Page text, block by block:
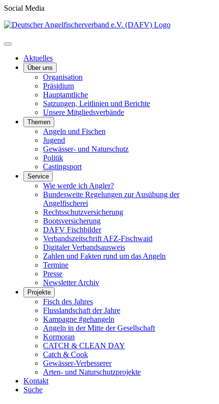
Social Media
Aktuelles
Über uns
Organisation
Präsidium
Hauptamtliche
Satzungen, Leitlinien und Berichte
Unsere Mitgliedsverbände
Themen
Angeln und Fischen
Jugend
Gewässer- und Naturschutz
Politik
Castingsport
Service
Wie werde ich Angler?
Bundesweite Regelungen zur Ausübung der
Angelfischerei
Rechtsschutzversicherung
Bootsversicherung
DAFV Fischbilder
Verbandszeitschrift AFZ-Fischwaid
Digitaler Verbandsausweis
Zahlen und Fakten rund um das Angeln
Termine
Presse
Newsletter Archiv
Projekte
Fisch des Jahres
Flusslandschaft der Jahre
Kampagne #gehangeln
Angeln in der Mitte der Gesellschaft
Kormoran
CATCH & CLEAN DAY
Catch & Cook
Gewässer-Verbesserer
Arten- und Naturschutzprojekte
Kontakt
Suche